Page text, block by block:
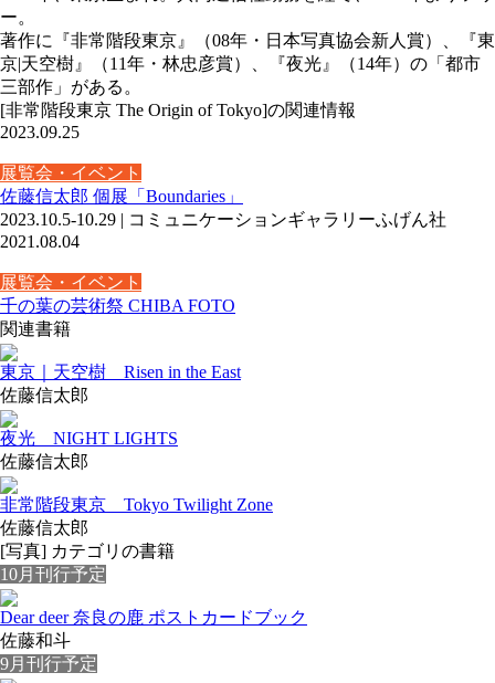
ー。
著作に『非常階段東京』（08年・日本写真協会新人賞）、『東
京|天空樹』（11年・林忠彦賞）、『夜光』（14年）の「都市
三部作」がある。
[非常階段東京 The Origin of Tokyo]の関連情報
2023.09.25
展覧会・イベント
佐藤信太郎 個展「Boundaries」
2023.10.5-10.29 | コミュニケーションギャラリーふげん社
2021.08.04
展覧会・イベント
千の葉の芸術祭 CHIBA FOTO
関連書籍
東京｜天空樹 Risen in the East
佐藤信太郎
夜光 NIGHT LIGHTS
佐藤信太郎
非常階段東京 Tokyo Twilight Zone
佐藤信太郎
[写真] カテゴリの書籍
10月刊行予定
Dear deer 奈良の鹿 ポストカードブック
佐藤和斗
9月刊行予定